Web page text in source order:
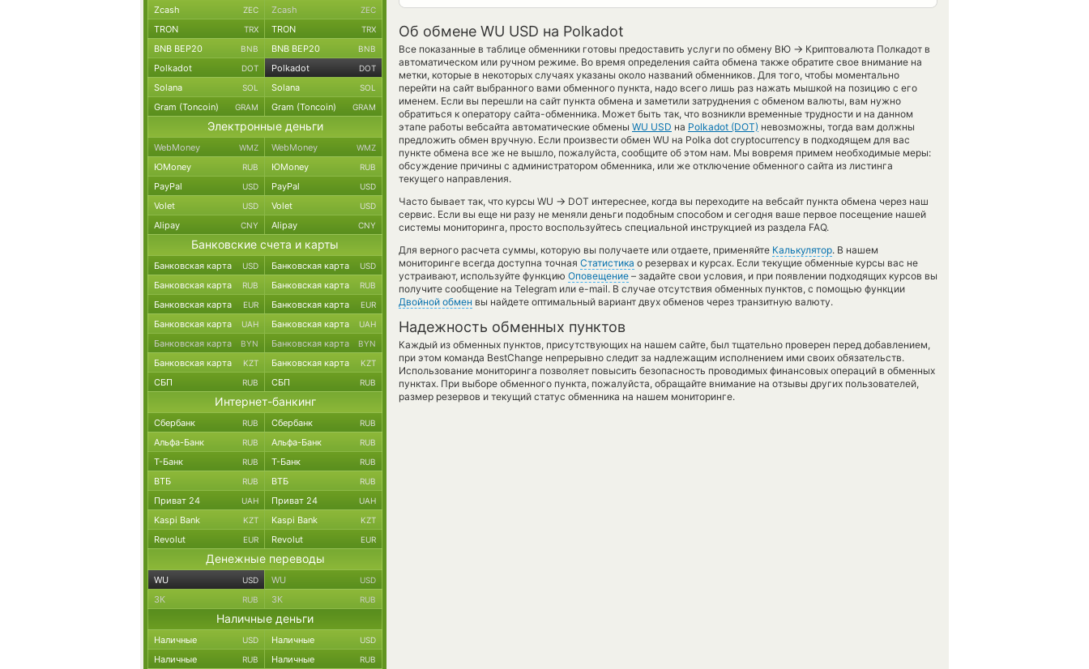
Об обмене WU USD на Polkadot
Все показанные в таблице обменники готовы предоставить услуги по обмену ВЮ → Криптовалюта Полкадот в
автоматическом или ручном режиме. Во время определения сайта обмена также обратите свое внимание на
метки, которые в некоторых случаях указаны около названий обменников. Для того, чтобы моментально
перейти на сайт выбранного вами обменного пункта, надо всего лишь раз нажать мышкой на позицию с его
именем. Если вы перешли на сайт пункта обмена и заметили затруднения с обменом валюты, вам нужно
обратиться к оператору сайта-обменника. Может быть так, что возникли временные трудности и на данном
этапе работы вебсайта автоматические обмены WU USD на Polkadot (DOT) невозможны, тогда вам должны
предложить обмен вручную. Если произвести обмен WU на Polka dot cryptocurrency в подходящем для вас
пункте обмена все же не вышло, пожалуйста, сообщите об этом нам. Мы вовремя примем необходимые меры:
обсуждение причины с администратором обменника, или же отключение обменного сайта из листинга
текущего направления.
Часто бывает так, что курсы WU → DOT интереснее, когда вы переходите на вебсайт пункта обмена через наш
сервис. Если вы еще ни разу не меняли деньги подобным способом и сегодня ваше первое посещение нашей
системы мониторинга, просто воспользуйтесь специальной инструкцией из раздела FAQ.
Для верного расчета суммы, которую вы получаете или отдаете, применяйте Калькулятор. В нашем
мониторинге всегда доступна точная Статистика о резервах и курсах. Если текущие обменные курсы вас не
устраивают, используйте функцию Оповещение – задайте свои условия, и при появлении подходящих курсов вы
получите сообщение на Telegram или e-mail. В случае отсутствия обменных пунктов, с помощью функции
Двойной обмен вы найдете оптимальный вариант двух обменов через транзитную валюту.
Надежность обменных пунктов
Каждый из обменных пунктов, присутствующих на нашем сайте, был тщательно проверен перед добавлением,
при этом команда BestChange непрерывно следит за надлежащим исполнением ими своих обязательств.
Использование мониторинга позволяет повысить безопасность проводимых финансовых операций в обменных
пунктах. При выборе обменного пункта, пожалуйста, обращайте внимание на отзывы других пользователей,
размер резервов и текущий статус обменника на нашем мониторинге.
Zcash ZEC Zcash ZEC
TRON TRX TRON TRX
BNB BEP20 BNB BNB BEP20 BNB
Polkadot DOT Polkadot DOT
Solana SOL Solana SOL
Gram (Toncoin) GRAM Gram (Toncoin) GRAM
Электронные деньги
WebMoney WMZ WebMoney WMZ
ЮMoney RUB ЮMoney RUB
PayPal USD PayPal USD
Volet USD Volet USD
Alipay CNY Alipay CNY
Банковские счета и карты
Банковская карта USD Банковская карта USD
Банковская карта RUB Банковская карта RUB
Банковская карта EUR Банковская карта EUR
Банковская карта UAH Банковская карта UAH
Банковская карта BYN Банковская карта BYN
Банковская карта KZT Банковская карта KZT
СБП RUB СБП RUB
Интернет-банкинг
Сбербанк RUB Сбербанк RUB
Альфа-Банк RUB Альфа-Банк RUB
Т-Банк RUB Т-Банк RUB
ВТБ RUB ВТБ RUB
Приват 24 UAH Приват 24 UAH
Kaspi Bank KZT Kaspi Bank KZT
Revolut EUR Revolut EUR
Денежные переводы
WU USD WU USD
ЗК RUB ЗК RUB
Наличные деньги
Наличные USD Наличные USD
Наличные RUB Наличные RUB